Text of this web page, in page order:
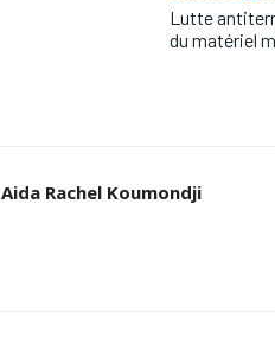
Lutte
du matériel
Aida Rachel Koumondji